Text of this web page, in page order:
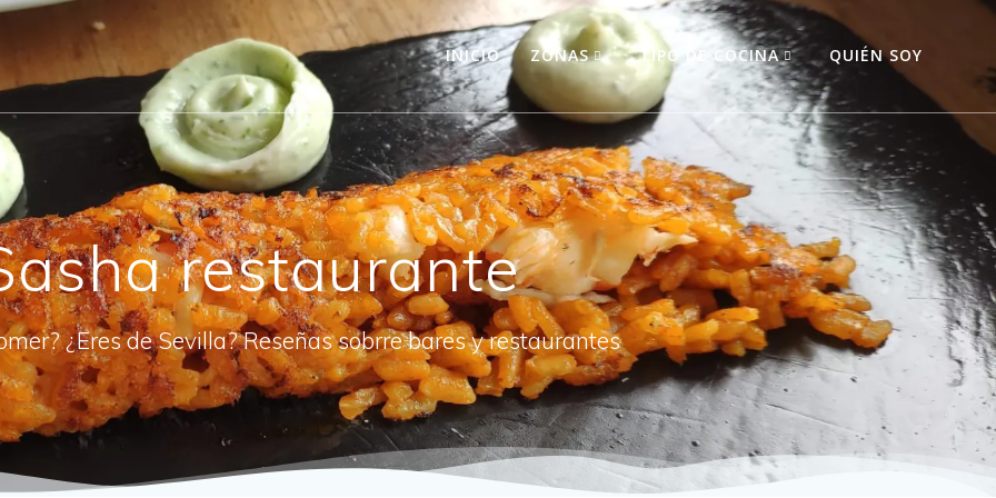
INICIO ZONAS TIPO DE COCINA QUIÉN SOY
restaurante
¿Eres de Sevilla? Reseñas sobrre bares y restaurantes